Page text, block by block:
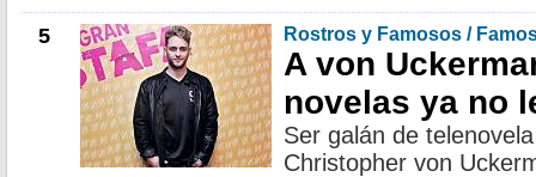
5 Rostros y Famosos /
A von
novelas ya no
Ser galán de
Christopher von